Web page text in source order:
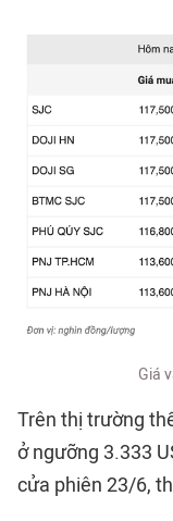
Giá
Trên thị trường
ở ngưỡng 3.333
cửa phiên 23/6,